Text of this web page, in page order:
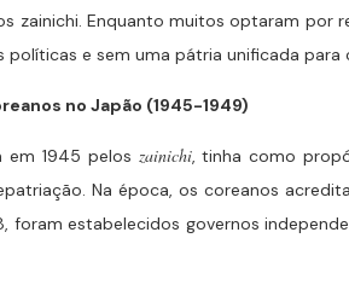
zainichi. Enquanto muitos optaram
e sem uma pátria unificada para
no Japão (1945-1949)
em 1945 pelos zainichi, tinha como
Na época, os coreanos
foram estabelecidos governos